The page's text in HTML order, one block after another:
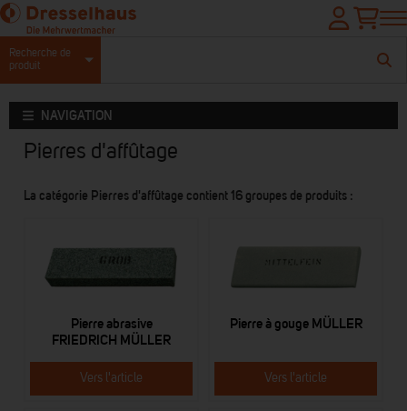
Recherche de
produit
NAVIGATION
Pierres d'affûtage
La catégorie Pierres d'affûtage contient 16 groupes de produits :
Pierre abrasive
FRIEDRICH MÜLLER
Vers l'article
Pierre à gouge MÜLLER
Vers l'article